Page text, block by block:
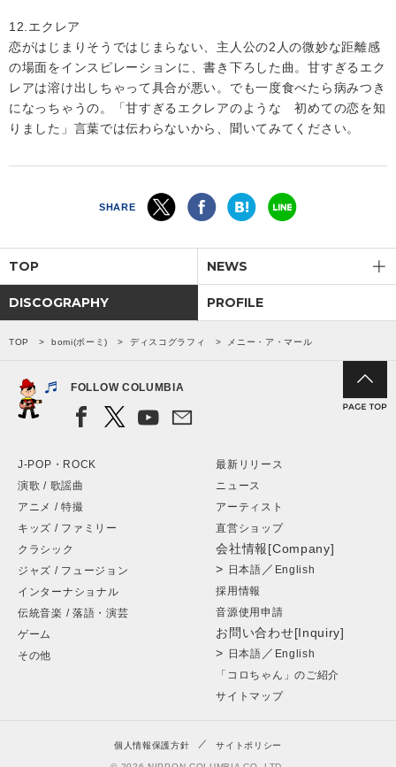
12.エクレア
恋がはじまりそうではじまらない、主人公の2人の微妙な距離感
の場面をインスピレーションに、書き下ろした曲。甘すぎるエク
レアは溶け出しちゃって具合が悪い。でも一度食べたら病みつき
になっちゃうの。「甘すぎるエクレアのような 初めての恋を知
りました」言葉では伝わらないから、聞いてみてください。
SHARE
TOP NEWS
DISCOGRAPHY PROFILE
TOP bomi(ボーミ) ディスコグラフィ メニー・ア・マール
FOLLOW COLUMBIA
J-POP・ROCK
演歌 / 歌謡曲
アニメ / 特撮
キッズ / ファミリー
クラシック
ジャズ / フュージョン
インターナショナル
伝統音楽 / 落語・演芸
ゲーム
その他
最新リリース
ニュース
アーティスト
直営ショップ
会社情報[Company]
> 日本語 ／ English
採用情報
音源使用申請
お問い合わせ[Inquiry]
> 日本語 ／ English
「コロちゃん」のご紹介
サイトマップ
個人情報保護方針 サイトポリシー